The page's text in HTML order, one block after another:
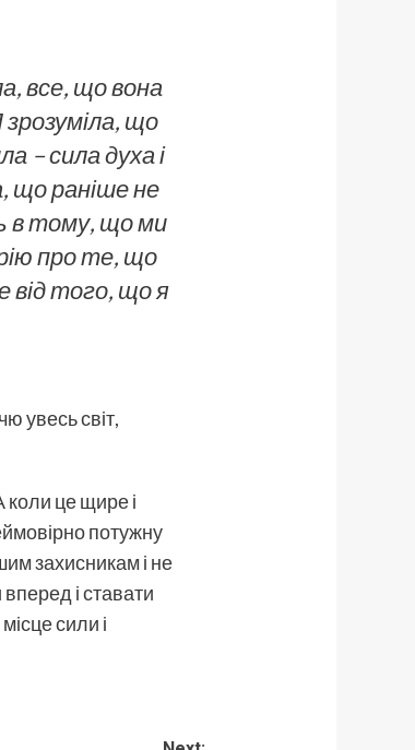
все, що вона
що
– сила духа і
що раніше не
в тому, що ми
про те, що
від того, що я
увесь світ,
коли це щире і
потужну
захисникам і не
і ставати
сили і